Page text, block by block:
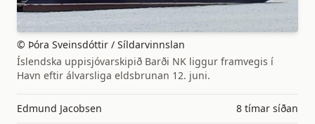
© Þóra Sveinsdóttir / Síldarvinnslan
Íslendska uppisjóvarskipið Barði NK liggur framvegis í
Havn eftir álvarsliga eldsbrunan 12. juni.
Edmund Jacobsen 8 tímar síðan